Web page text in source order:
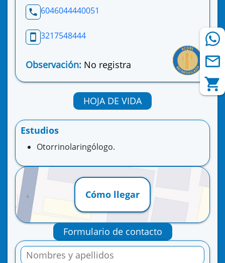
6046044440051
3217548444
Observación: No registra
HOJA DE VIDA
Estudios
Otorrinolaringólogo.
Cómo llegar
Formulario de contacto